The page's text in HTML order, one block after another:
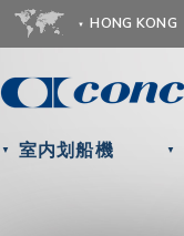
HONG KONG
▼ 室内划船機 ▼